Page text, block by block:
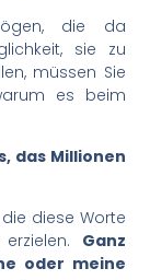
die da
sie zu
müssen Sie
es beim
das Millionen
diese Worte
Ganz
oder meine